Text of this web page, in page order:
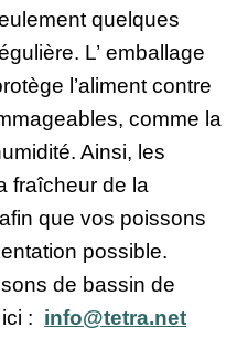
quelques
L’ emballage
l’aliment contre
comme la
Ainsi, les
fraîcheur de la
que vos poissons
possible.
de bassin de
: info@tetra.net